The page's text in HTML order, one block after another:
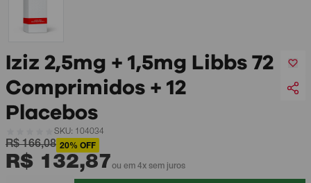
Iziz 2,5mg + 1,5mg Libbs 72
Comprimidos + 12
Placebos
SKU: 104034
R$ 166,08 20% OFF
R$ 132,87ou em 4x sem juros